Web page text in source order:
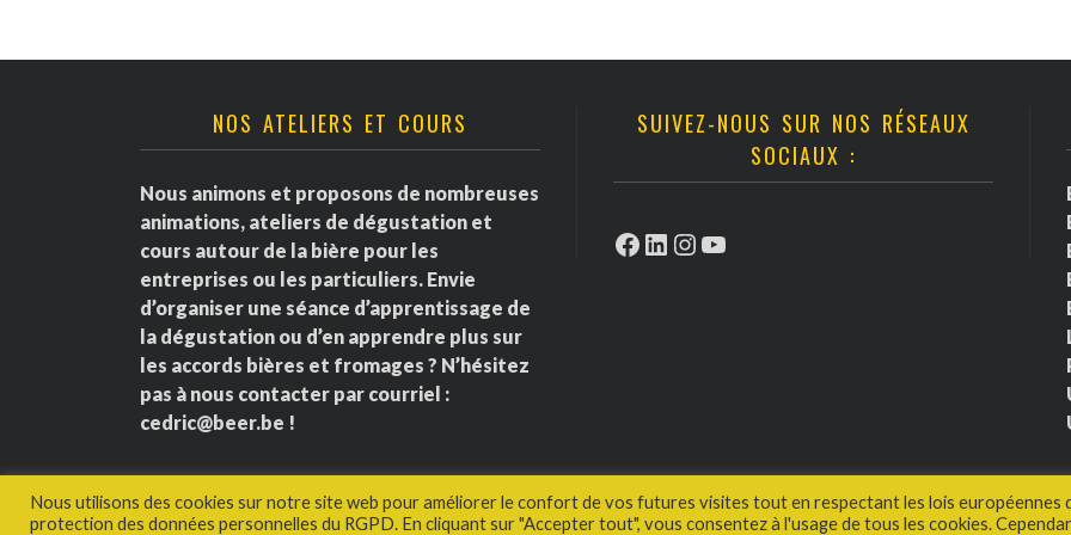
NOS ATELIERS ET COURS
Nous animons et proposons de nombreuses
animations, ateliers de dégustation et
cours autour de la bière pour les
entreprises ou les particuliers. Envie
d’organiser une séance d’apprentissage de
la dégustation ou d’en apprendre plus sur
les accords bières et fromages ? N’hésitez
pas à nous contacter par courriel :
cedric@beer.be !
SUIVEZ-NOUS SUR NOS RÉSEAUX
SOCIAUX :
Facebook
LinkedIn
Instagram
YouTube
Nous utilisons des cookies sur notre site web pour améliorer le confort de vos futures visites tout en respectant les lois européennes
protection des données personnelles du RGPD. En cliquant sur "Accepter tout", vous consentez à l'usage de tous les cookies.